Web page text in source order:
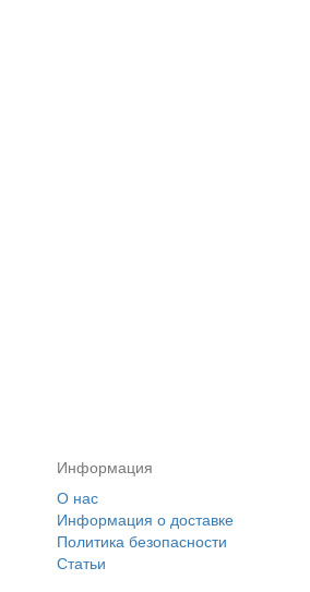
Информация
О нас
Информация о доставке
Политика безопасности
Статьи